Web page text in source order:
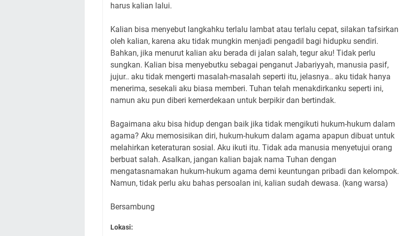
harus kalian lalui.
Kalian bisa menyebut langkahku terlalu lambat atau terlalu cepat, silakan tafsirkan
oleh kalian, karena aku tidak mungkin menjadi pengadil bagi hidupku sendiri.
Bahkan, jika menurut kalian aku berada di jalan salah, tegur aku! Tidak perlu
sungkan. Kalian bisa menyebutku sebagai penganut Jabariyyah, manusia pasif,
jujur.. aku tidak mengerti masalah-masalah seperti itu, jelasnya.. aku tidak hanya
menerima, sesekali aku biasa memberi. Tuhan telah menakdirkanku seperti ini,
namun aku pun diberi kemerdekaan untuk berpikir dan bertindak.
Bagaimana aku bisa hidup dengan baik jika tidak mengikuti hukum-hukum dalam
agama? Aku memosisikan diri, hukum-hukum dalam agama apapun dibuat untuk
melahirkan keteraturan sosial. Aku ikuti itu. Tidak ada manusia menyetujui orang
berbuat salah. Asalkan, jangan kalian bajak nama Tuhan dengan
mengatasnamakan hukum-hukum agama demi keuntungan pribadi dan kelompok.
Namun, tidak perlu aku bahas persoalan ini, kalian sudah dewasa. (kang warsa)
Bersambung
Lokasi: